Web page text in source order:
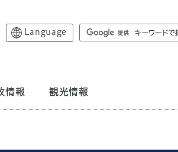
Language
情報 観光情報